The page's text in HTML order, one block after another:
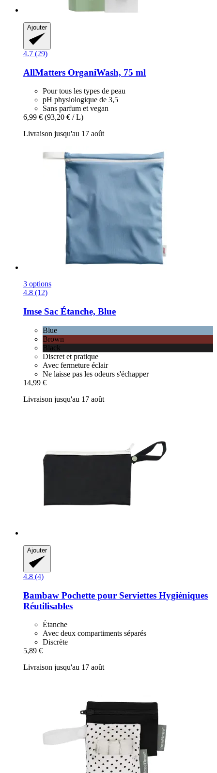
Ajouter
4.7 (29)
AllMatters OrganiWash, 75 ml
Pour tous les types de peau
pH physiologique de 3,5
Sans parfum et vegan
6,99 € (93,20 € / L)
Livraison jusqu'au 17 août
3 options
4.8 (12)
Imse Sac Étanche, Blue
Blue
Brown
Black
Discret et pratique
Avec fermeture éclair
Ne laisse pas les odeurs s'échapper
14,99 €
Livraison jusqu'au 17 août
Ajouter
4.8 (4)
Bambaw Pochette pour Serviettes Hygiéniques
Réutilisables
Étanche
Avec deux compartiments séparés
Discrète
5,89 €
Livraison jusqu'au 17 août